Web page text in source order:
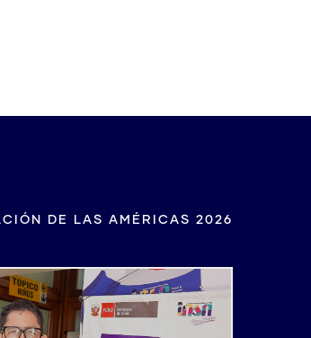
DE LAS AMÉRICAS 2026